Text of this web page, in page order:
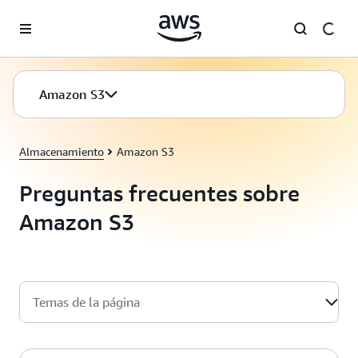
Amazon S3
Almacenamiento Amazon S3
Preguntas frecuentes sobre
Amazon S3
Temas de la página